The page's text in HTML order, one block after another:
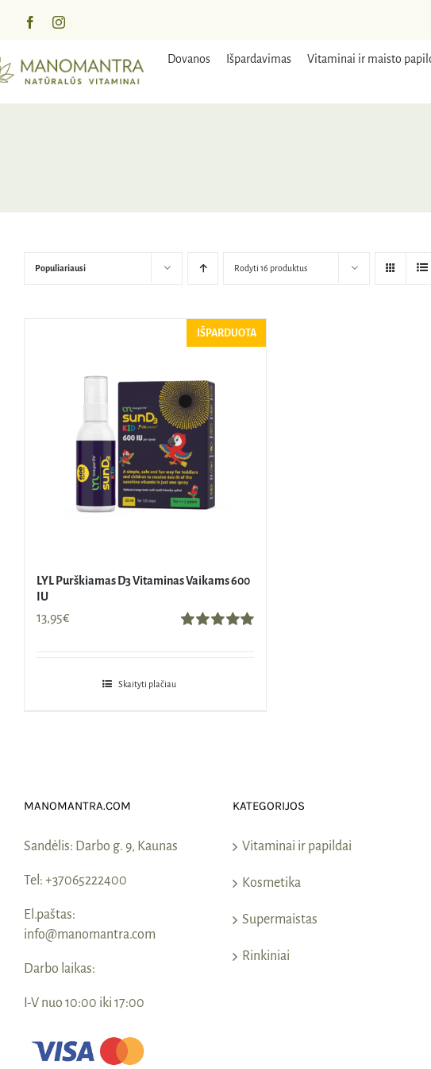
turinį
Dovanos Išpardavimas Vitaminai ir maisto
Populiariausi Rodyti 16 produktus
IŠPARDUOTA
LYL Purškiamas D3 Vitaminas Vaikams 600
IU
13,95€
Skaityti plačiau
MANOMANTRA.COM
Sandėlis: Darbo g. 9, Kaunas
Tel: +37065222400
El.paštas:
info@manomantra.com
Darbo laikas:
I-V nuo 10:00 iki 17:00
KATEGORIJOS
Vitaminai ir papildai
Kosmetika
Supermaistas
Rinkiniai